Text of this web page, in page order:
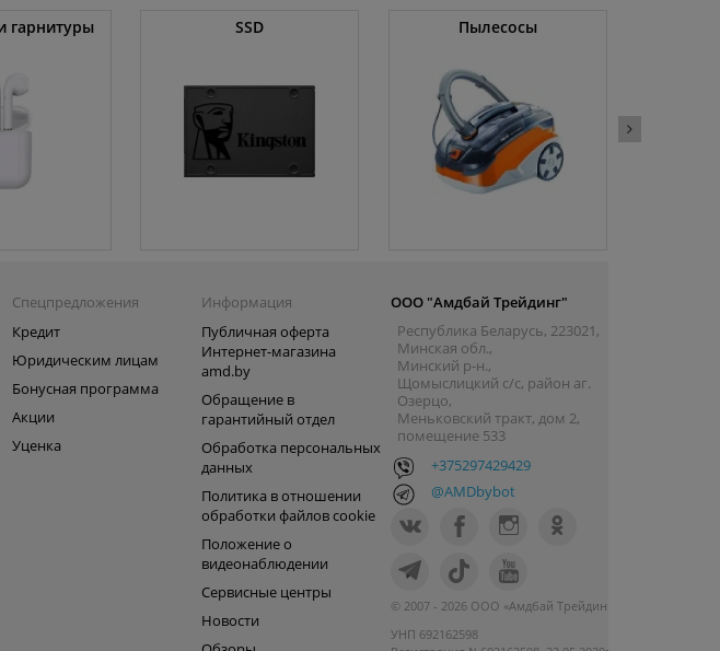
гарнитуры SSD Пылесосы
Спецпредложения
Кредит
Юридическим лицам
Бонусная программа
Акции
Уценка
Информация
Публичная оферта
Интернет-магазина
amd.by
Обращение в
гарантийный отдел
Обработка персональных
данных
Политика в отношении
обработки файлов cookie
Положение о
видеонаблюдении
Сервисные центры
Новости
ООО "Амдбай Трейдинг"
Республика Беларусь, 223021,
Минская обл.,
Минский р-н.,
Щомыслицкий с/с, район аг.
Озерцо,
Меньковский тракт, дом 2,
помещение 533
+375297429429
@AMDbybot
© 2007 - 2026 ООО «Амдбай Трейдинг»
УНП 692162598